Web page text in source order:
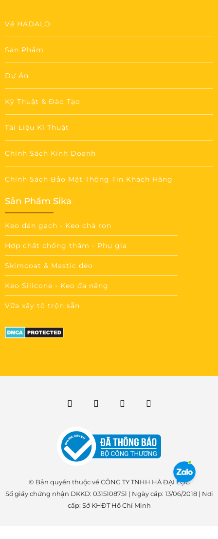
Về HADALO
Sản Phẩm
Dự Án
Kỹ Thuật & Đào Tạo
Tài Liệu Kĩ Thuật
Chính Sách Kinh Doanh
Chính Sách Bảo Mật Thông Tin Khách Hàng
Sản Phẩm Sika
Keo dán gạch - Keo chà ron
Hợp chất chống thấm - Phụ gia
Skimcoat & Mastic dẻo
Keo Silicone - Keo đa năng
Vữa xây tô trộn sẵn
© Bản quyền thuộc về CÔNG TY TNHH HÀ ĐẠI LỘC
Số giấy chứng nhận DKKD: 0315108751 | Ngày cấp: 13/06/2018 | Nơi
cấp: Sở KHĐT Hồ Chí Minh